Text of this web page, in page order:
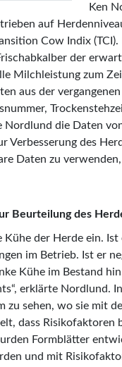
Ken
auf
Cow Indix
der
Milchleistung zum
aus der
Nordlund die Daten
Verbesserung des
Daten zu
Beurteilung des
Kühe der Herde ein.
im Betrieb. Ist er
Kühe im Bestand
erklärte Nordlund.
zu sehen, wo sie mit
dass Risikofaktoren
Formblätter
und mit